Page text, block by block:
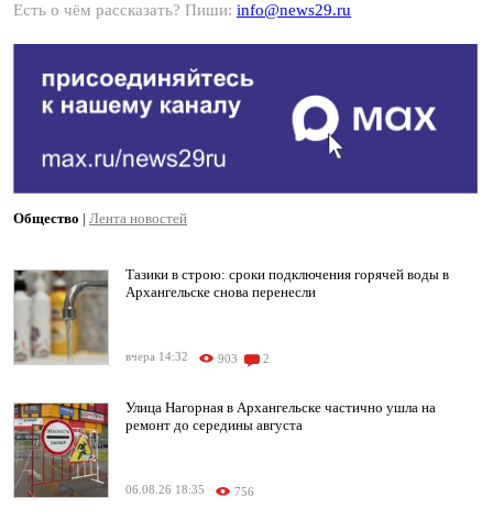
Есть о чём рассказать? Пиши: info@news29.ru
Общество | Лента новостей
Тазики в строю: сроки подключения горячей воды в
Архангельске снова перенесли
вчера 14:32 903 2
Улица Нагорная в Архангельске частично ушла на
ремонт до середины августа
06.08.26 18:35 756